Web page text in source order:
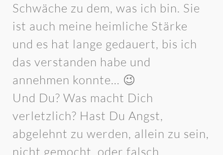
Schwäche zu dem, was ich bin. Sie
ist auch meine heimliche Stärke
und es hat lange gedauert, bis ich
das verstanden habe und
annehmen konnte… 😉
Und Du? Was macht Dich
verletzlich? Hast Du Angst,
abgelehnt zu werden, allein zu sein,
nicht gemocht, oder falsch